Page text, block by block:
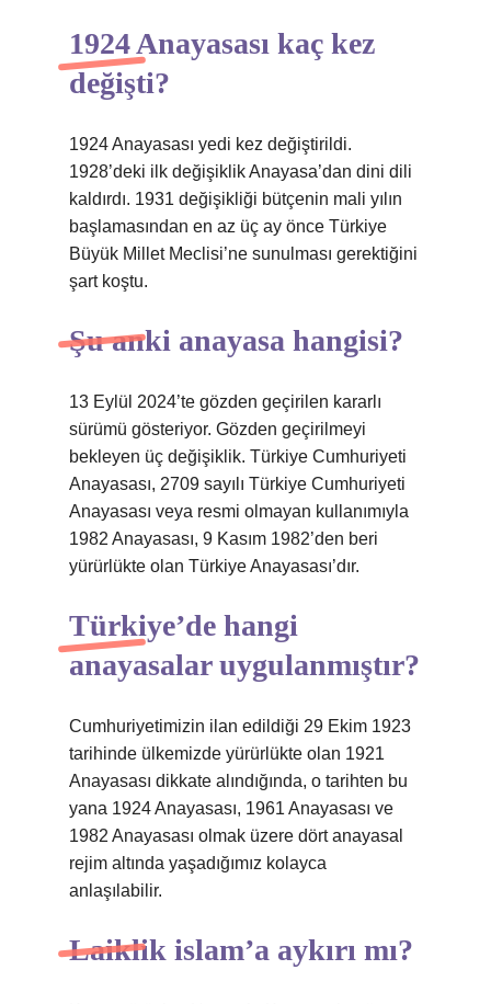
1924 Anayasası kaç kez
değişti?
1924 Anayasası yedi kez değiştirildi.
1928’deki ilk değişiklik Anayasa’dan dini dili
kaldırdı. 1931 değişikliği bütçenin mali yılın
başlamasından en az üç ay önce Türkiye
Büyük Millet Meclisi’ne sunulması gerektiğini
şart koştu.
Şu anki anayasa hangisi?
13 Eylül 2024’te gözden geçirilen kararlı
sürümü gösteriyor. Gözden geçirilmeyi
bekleyen üç değişiklik. Türkiye Cumhuriyeti
Anayasası, 2709 sayılı Türkiye Cumhuriyeti
Anayasası veya resmi olmayan kullanımıyla
1982 Anayasası, 9 Kasım 1982’den beri
yürürlükte olan Türkiye Anayasası’dır.
Türkiye’de hangi
anayasalar uygulanmıştır?
Cumhuriyetimizin ilan edildiği 29 Ekim 1923
tarihinde ülkemizde yürürlükte olan 1921
Anayasası dikkate alındığında, o tarihten bu
yana 1924 Anayasası, 1961 Anayasası ve
1982 Anayasası olmak üzere dört anayasal
rejim altında yaşadığımız kolayca
anlaşılabilir.
Laiklik islam’a aykırı mı?